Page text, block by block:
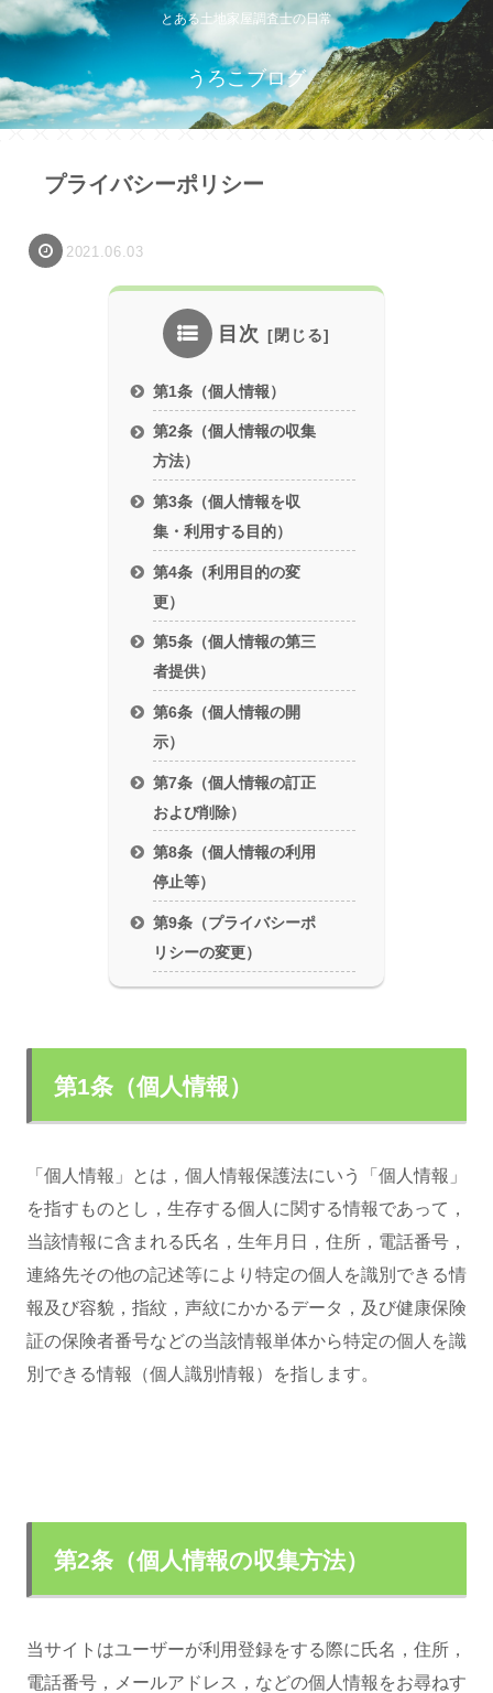
とある土地家屋調査士の日常
うろこブログ
プライバシーポリシー
2021.06.03
目次
第1条（個人情報）
第2条（個人情報の収集
方法）
第3条（個人情報を収
集・利用する目的）
第4条（利用目的の変
更）
第5条（個人情報の第三
者提供）
第6条（個人情報の開
示）
第7条（個人情報の訂正
および削除）
第8条（個人情報の利用
停止等）
第9条（プライバシーポ
リシーの変更）
第1条（個人情報）
「個人情報」とは，個人情報保護法にいう「個人情報」
を指すものとし，生存する個人に関する情報であって，
当該情報に含まれる氏名，生年月日，住所，電話番号，
連絡先その他の記述等により特定の個人を識別できる情
報及び容貌，指紋，声紋にかかるデータ，及び健康保険
証の保険者番号などの当該情報単体から特定の個人を識
別できる情報（個人識別情報）を指します。
第2条（個人情報の収集方法）
当サイトはユーザーが利用登録をする際に氏名，住所，
電話番号，メールアドレス，などの個人情報をお尋ねす